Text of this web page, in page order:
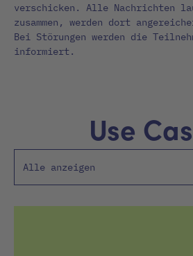
verschicken. Alle Nachrichten
zusammen, werden dort
Bei Störungen werden die
informiert.
Use
Alle anzeigen